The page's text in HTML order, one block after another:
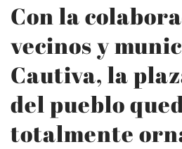
Con la
vecinos y
Cautiva, la
del pueblo
totalmente